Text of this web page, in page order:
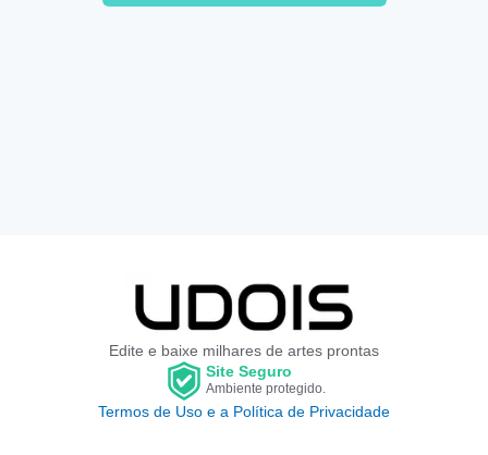
Edite e baixe milhares de artes prontas
Site Seguro
Ambiente protegido.
Termos de Uso e a Política de Privacidade